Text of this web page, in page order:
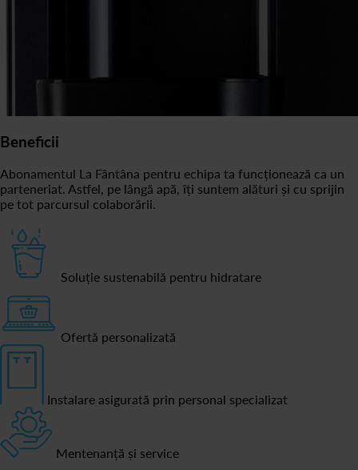
Beneficii
Abonamentul La Fântâna pentru echipa ta funcționează ca un
parteneriat. Astfel, pe lângă apă, îți suntem alături și cu sprijin
pe tot parcursul colaborării.
Soluție sustenabilă pentru hidratare
Ofertă personalizată
Instalare asigurată prin personal specializat
Mentenanță și service